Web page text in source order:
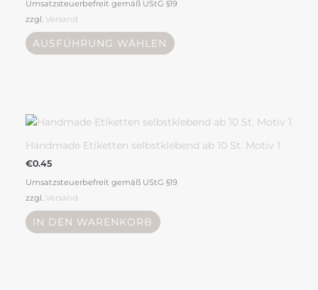
Umsatzsteuerbefreit gemäß UStG §19
zzgl. Versand
AUSFÜHRUNG WÄHLEN
auf.
Optionen
gewählt
Handmade Etiketten selbstklebend ab 10 St. Motiv 1
€0.45
Umsatzsteuerbefreit gemäß UStG §19
zzgl. Versand
IN DEN WARENKORB